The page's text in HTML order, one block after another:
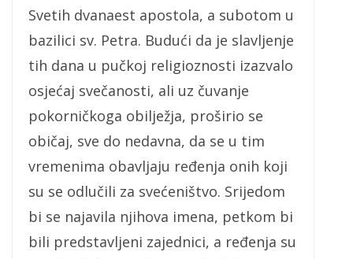
Svetih dvanaest apostola, a subotom u
bazilici sv. Petra. Budući da je slavljenje
tih dana u pučkoj religioznosti izazvalo
osjećaj svečanosti, ali uz čuvanje
pokorničkoga obilježja, proširio se
običaj, sve do nedavna, da se u tim
vremenima obavljaju ređenja onih koji
su se odlučili za svećeništvo. Srijedom
bi se najavila njihova imena, petkom bi
bili predstavljeni zajednici, a ređenja su